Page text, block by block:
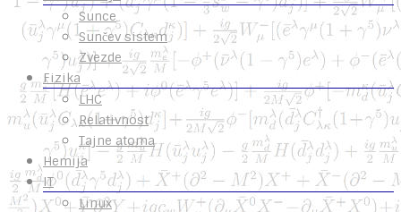
Sunce
Sunčev sistem
Zvezde
Fizika
LHC
Relativnost
Tajne atoma
Hemija
IT
Linux